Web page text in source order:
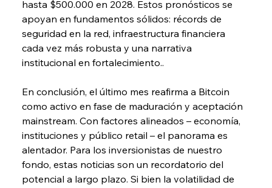
hasta $500.000 en 2028. Estos pronósticos se
apoyan en fundamentos sólidos: récords de
seguridad en la red, infraestructura financiera
cada vez más robusta y una narrativa
institucional en fortalecimiento..
En conclusión, el último mes reafirma a Bitcoin
como activo en fase de maduración y aceptación
mainstream. Con factores alineados – economía,
instituciones y público retail – el panorama es
alentador. Para los inversionistas de nuestro
fondo, estas noticias son un recordatorio del
potencial a largo plazo. Si bien la volatilidad de